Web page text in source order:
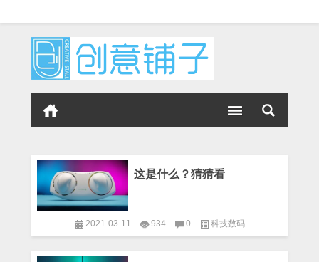
这是什么？猜猜看
2021-03-11 934 0 科技数码